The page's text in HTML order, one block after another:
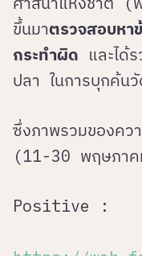
ขึ้นมาตรวจสอบหา
กระทำผิด และได้
ปลา ในการบุกค้
ซึ่งภาพรวมของคว
(11-30 พฤษภา
Positive :